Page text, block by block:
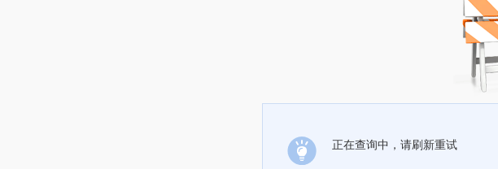
正在查询中，请刷新重试